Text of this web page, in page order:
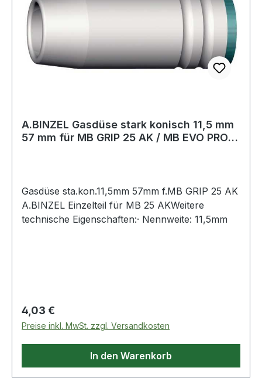
A.BINZEL Gasdüse stark konisch 11,5 mm
57 mm für MB GRIP 25 AK / MB EVO PRO
Gasdüse sta.kon.11,5mm 57mm f.MB GRIP 25 AK
A.BINZEL Einzelteil für MB 25 AKWeitere
technische Eigenschaften:· Nennweite: 11,5mm
Regulärer Preis:
4,03 €
Preise inkl. MwSt. zzgl. Versandkosten
In den Warenkorb